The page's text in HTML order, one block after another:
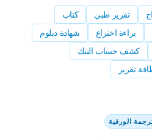
تقرير طبي
كتاب
براءة اختراع
شهادة دبلوم
كشف حساب البنك
تقرير
الورقية